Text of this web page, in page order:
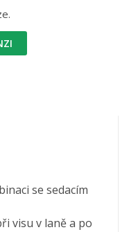
se sedacím
visu v laně a po